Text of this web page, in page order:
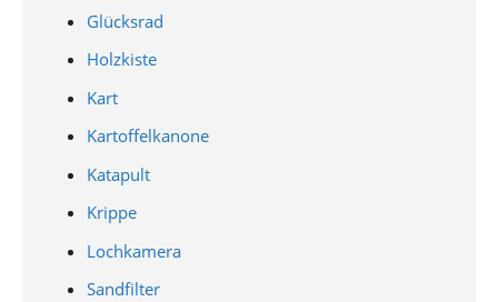
Glücksrad
Holzkiste
Kart
Kartoffelkanone
Katapult
Krippe
Lochkamera
Sandfilter